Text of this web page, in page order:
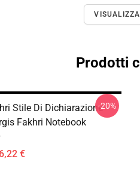
Prodotti
Stile Di Dichiarazione
Fakhri Notebook
€
-20%